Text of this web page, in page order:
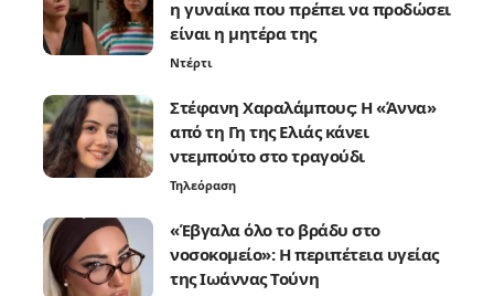
η γυναίκα που πρέπει να προδώσει
είναι η μητέρα της
Ντέρτι
Στέφανη Χαραλάμπους: Η «Άννα»
από τη Γη της Ελιάς κάνει
ντεμπούτο στο τραγούδι
Τηλεόραση
«Έβγαλα όλο το βράδυ στο
νοσοκομείο»: Η περιπέτεια υγείας
της Ιωάννας Τούνη